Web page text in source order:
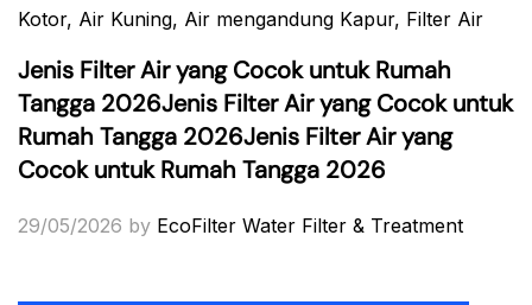
Kotor, Air Kuning, Air mengandung Kapur, Filter Air
Jenis Filter Air yang Cocok untuk Rumah
Tangga 2026Jenis Filter Air yang Cocok untuk
Rumah Tangga 2026Jenis Filter Air yang
Cocok untuk Rumah Tangga 2026
29/05/2026 by EcoFilter Water Filter & Treatment